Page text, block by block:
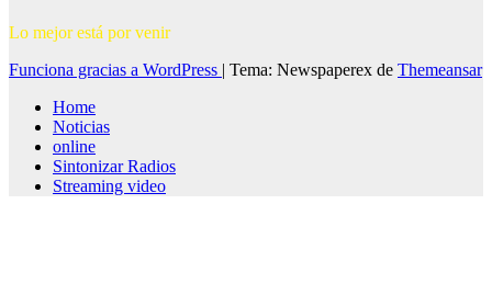
Lo mejor está por venir
Funciona gracias a WordPress | Tema: Newspaperex de Themeansar
Home
Noticias
online
Sintonizar Radios
Streaming video